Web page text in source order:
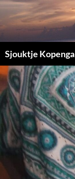
Ga
naar
de
inhoud
Sjouktje Kopenga